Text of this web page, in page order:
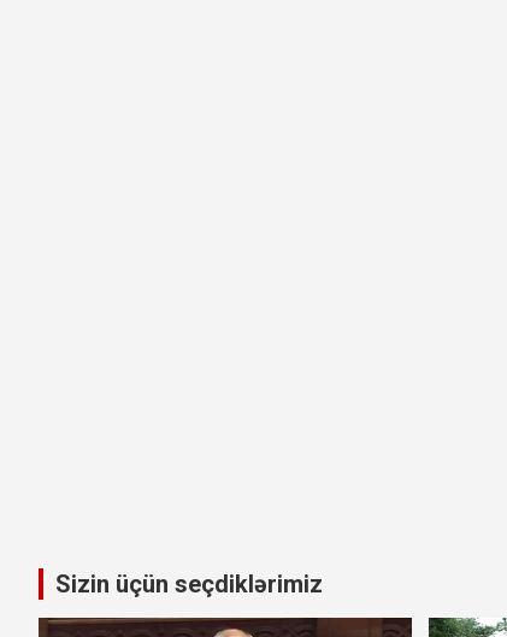
Sizin üçün seçdiklərimiz